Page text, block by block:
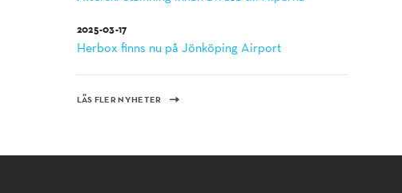
2025-03-17
Herbox finns nu på Jönköping Airport
LÄS FLER NYHETER